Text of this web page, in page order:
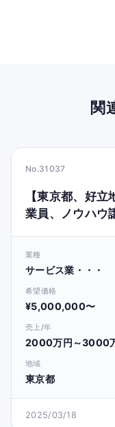
関
No.31037
【東京都、好
業員、ノウハウ
業種
サービス業・・・
希望価格
¥5,000,000〜
売上/年
2000万円～3000
地域
東京都
2025/03/18